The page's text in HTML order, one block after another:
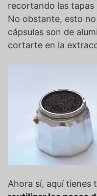
recortando las tapas
No obstante, esto
cápsulas son de
cortarte en la
Ahora sí, aquí tienes